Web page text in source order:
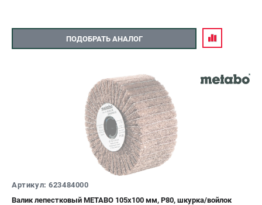
ПОДОБРАТЬ АНАЛОГ
Артикул: 623484000
Валик лепестковый METABO 105х100 мм, P80, шкурка/войлок